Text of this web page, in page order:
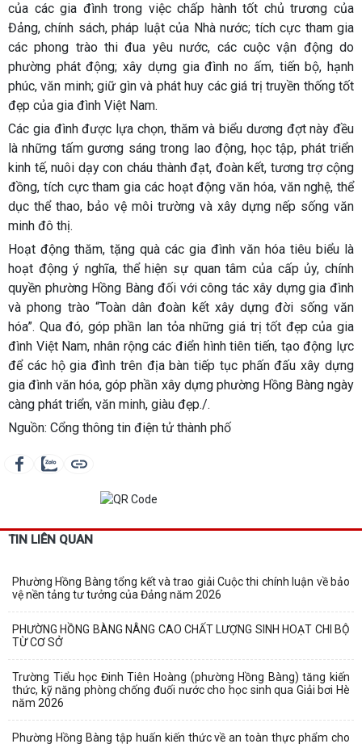
của các gia đình trong việc chấp hành tốt chủ trương của
Đảng, chính sách, pháp luật của Nhà nước; tích cực tham gia
các phong trào thi đua yêu nước, các cuộc vận động do
phường phát động; xây dựng gia đình no ấm, tiến bộ, hạnh
phúc, văn minh; giữ gìn và phát huy các giá trị truyền thống tốt
đẹp của gia đình Việt Nam.
Các gia đình được lựa chọn, thăm và biểu dương đợt này đều
là những tấm gương sáng trong lao động, học tập, phát triển
kinh tế, nuôi dạy con cháu thành đạt, đoàn kết, tương trợ cộng
đồng, tích cực tham gia các hoạt động văn hóa, văn nghệ, thể
dục thể thao, bảo vệ môi trường và xây dựng nếp sống văn
minh đô thị.
Hoạt động thăm, tặng quà các gia đình văn hóa tiêu biểu là
hoạt động ý nghĩa, thể hiện sự quan tâm của cấp ủy, chính
quyền phường Hồng Bàng đối với công tác xây dựng gia đình
và phong trào “Toàn dân đoàn kết xây dựng đời sống văn
hóa”. Qua đó, góp phần lan tỏa những giá trị tốt đẹp của gia
đình Việt Nam, nhân rộng các điển hình tiên tiến, tạo động lực
để các hộ gia đình trên địa bàn tiếp tục phấn đấu xây dựng
gia đình văn hóa, góp phần xây dựng phường Hồng Bàng ngày
càng phát triển, văn minh, giàu đẹp./.
Nguồn: Cổng thông tin điện tử thành phố
TIN LIÊN QUAN
Phường Hồng Bàng tổng kết và trao giải Cuộc thi chính luận về bảo
vệ nền tảng tư tưởng của Đảng năm 2026
PHƯỜNG HỒNG BÀNG NÂNG CAO CHẤT LƯỢNG SINH HOẠT CHI BỘ
TỪ CƠ SỞ
Trường Tiểu học Đinh Tiên Hoàng (phường Hồng Bàng) tăng kiến
thức, kỹ năng phòng chống đuối nước cho học sinh qua Giải bơi Hè
năm 2026
Phường Hồng Bàng tập huấn kiến thức về an toàn thực phẩm cho